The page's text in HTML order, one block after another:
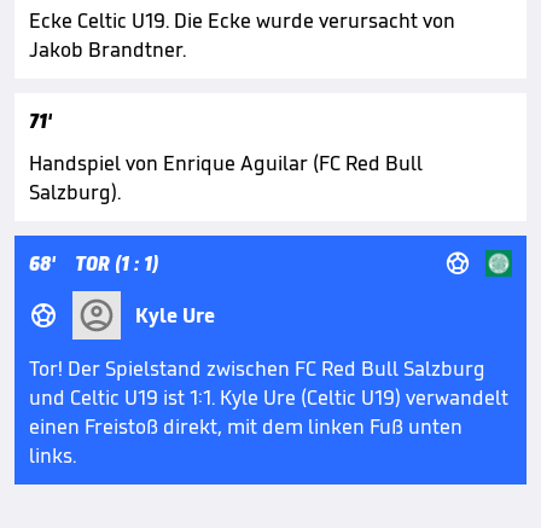
Ecke Celtic U19. Die Ecke wurde verursacht von
Jakob Brandtner.
71'
Handspiel von Enrique Aguilar (FC Red Bull
Salzburg).
68' TOR (1 : 1) 

Kyle Ure
Tor! Der Spielstand zwischen FC Red Bull Salzburg
und Celtic U19 ist 1:1. Kyle Ure (Celtic U19) verwandelt
einen Freistoß direkt, mit dem linken Fuß unten
links.